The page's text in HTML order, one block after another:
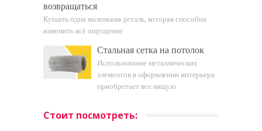
возвращаться
Кушать одна маленькая деталь, которая способна
изменить всё ощущение
Стальная сетка на потолок
Использование металлических
элементов в оформлении интерьера
приобретает все вящую
Стоит посмотреть: